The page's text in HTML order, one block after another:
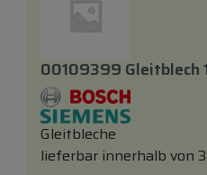
00109399 Gleitblech
Gleitbleche
lieferbar innerhalb von